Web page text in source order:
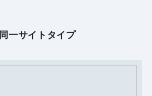
同一サイトタイプ